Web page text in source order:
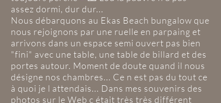
assez dormi, dur dur...
Nous débarquons au Ekas Beach bungalow que
nous rejoignons par une ruelle en parpaing et
arrivons dans un espace semi ouvert pas bien
"fini" avec une table, une table de billard et des
portes autour. Moment de doute quand il nous
désigne nos chambres... Ce n est pas du tout ce
à quoi je l attendais... Dans mes souvenirs des
photos sur le Web c était très très différent